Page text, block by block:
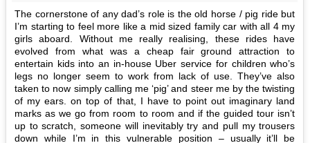
The cornerstone of any dad’s role is the old horse / pig ride but
I’m starting to feel more like a mid sized family car with all 4 my
girls aboard. Without me really realising, these rides have
evolved from what was a cheap fair ground attraction to
entertain kids into an in-house Uber service for children who’s
legs no longer seem to work from lack of use. They’ve also
taken to now simply calling me ‘pig’ and steer me by the twisting
of my ears. on top of that, I have to point out imaginary land
marks as we go from room to room and if the guided tour isn’t
up to scratch, someone will inevitably try and pull my trousers
down while I’m in this vulnerable position – usually it’ll be